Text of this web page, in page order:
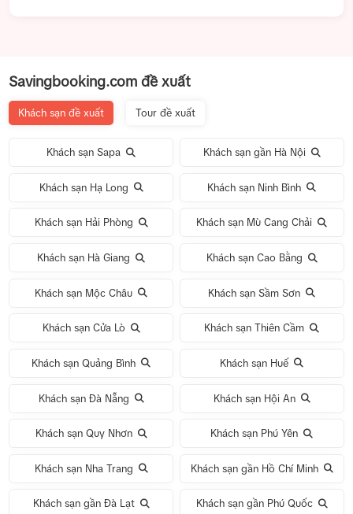
Savingbooking.com đề xuất
Khách sạn đề xuất Tour đề xuất
Khách sạn Sapa Khách sạn gần Hà Nội
Khách sạn Hạ Long Khách sạn Ninh Bình
Khách sạn Hải Phòng Khách sạn Mù Cang Chải
Khách sạn Hà Giang Khách sạn Cao Bằng
Khách sạn Mộc Châu Khách sạn Sầm Sơn
Khách sạn Cửa Lò Khách sạn Thiên Cầm
Khách sạn Quảng Bình Khách sạn Huế
Khách sạn Đà Nẵng Khách sạn Hội An
Khách sạn Quy Nhơn Khách sạn Phú Yên
Khách sạn Nha Trang Khách sạn gần Hồ Chí Minh
Khách sạn gần Đà Lạt Khách sạn gần Phú Quốc